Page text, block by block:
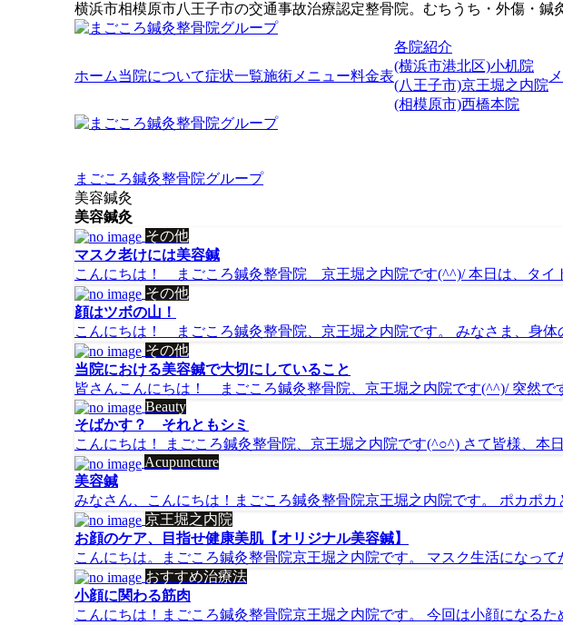
横浜市相模原市八王子市の交通事故治療認定整骨院。むちうち・外傷・鍼
ホーム当院について症状一覧施術メニュー料金表
各院紹介
(横浜市港北区)小机院
(八王子市)京王堀之内院
(相模原市)西橋本院
まごころ鍼灸整骨院グループ
美容鍼灸
美容鍼灸
その他
マスク老けには美容鍼
こんにちは！ まごころ鍼灸整骨院 京王堀之内院です(^^)/ 本日は、タイ
その他
顔はツボの山！
こんにちは！ まごころ鍼灸整骨院、京王堀之内院です。 みなさま、身体
その他
当院における美容鍼で大切にしていること
皆さんこんにちは！ まごころ鍼灸整骨院、京王堀之内院です(^^)/ 突然で
Beauty
そばかす？ それともシミ
こんにちは！ まごころ鍼灸整骨院、京王堀之内院です(^○^) さて皆様、本
Acupuncture
美容鍼
みなさん、こんにちは！まごころ鍼灸整骨院京王堀之内院です。 ポカポカ
京王堀之内院
お顔のケア、目指せ健康美肌【オリジナル美容鍼】
こんにちは。まごころ鍼灸整骨院京王堀之内院です。 マスク生活になって
おすすめ治療法
小顔に関わる筋肉
こんにちは！まごころ鍼灸整骨院京王堀之内院です。 今回は小顔になるた